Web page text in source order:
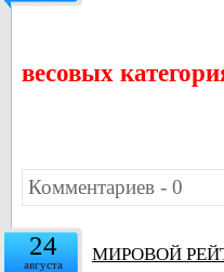
весовых
Комментариев - 0
24
августа МИРОВОЙ